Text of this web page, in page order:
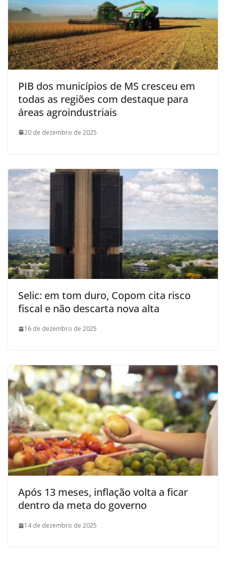
PIB dos municípios de MS cresceu em
todas as regiões com destaque para
áreas agroindustriais
20 de dezembro de 2025
Selic: em tom duro, Copom cita risco
fiscal e não descarta nova alta
16 de dezembro de 2025
Após 13 meses, inflação volta a ficar
dentro da meta do governo
14 de dezembro de 2025